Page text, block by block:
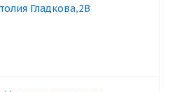
Гладкова,2В